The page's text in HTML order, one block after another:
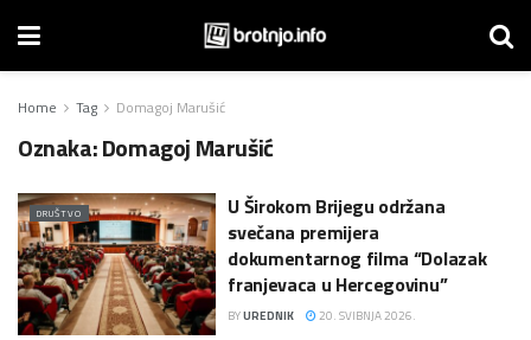
Home Tag Domagoj Marušić
Oznaka:Domagoj Marušić
DRUŠTVO
U Širokom Brijegu održana
svečana premijera
dokumentarnog filma “Dolazak
franjevaca u Hercegovinu”
BYUREDNIK 20. SVIBNJA 2026.